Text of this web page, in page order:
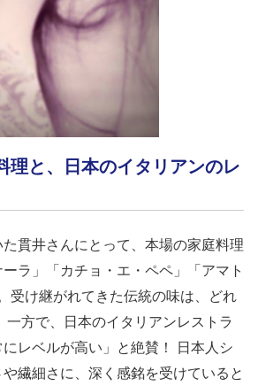
理と、日本のイタリアンのレ
貫井さんにとって、本場の家庭料理
ラ」「カチョ・エ・ペペ」「アマト
受け継がれてきた伝統の味は、どれ
一方で、日本のイタリアンレストラ
レベルが高い」と絶賛！ 日本人シ
繊細さに、深く感銘を受けていると